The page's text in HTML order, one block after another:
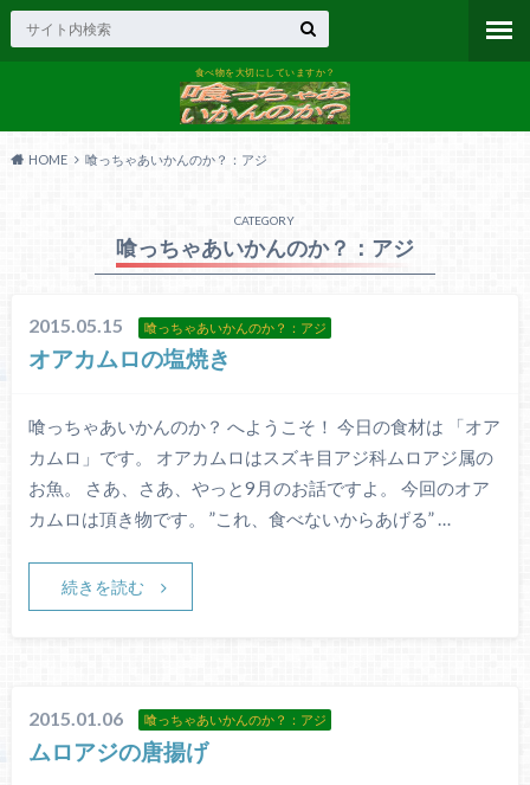
食べ物を大切にしていますか？
HOME 喰っちゃあいかんのか？：アジ
CATEGORY
喰っちゃあいかんのか？：アジ
2015.05.15 喰っちゃあいかんのか？：アジ
オアカムロの塩焼き
喰っちゃあいかんのか？ へようこそ！ 今日の食材は 「オア
カムロ」です。 オアカムロはスズキ目アジ科ムロアジ属の
お魚。 さあ、さあ、やっと9月のお話ですよ。 今回のオア
カムロは頂き物です。 ”これ、食べないからあげる” …
続きを読む
2015.01.06 喰っちゃあいかんのか？：アジ
ムロアジの唐揚げ